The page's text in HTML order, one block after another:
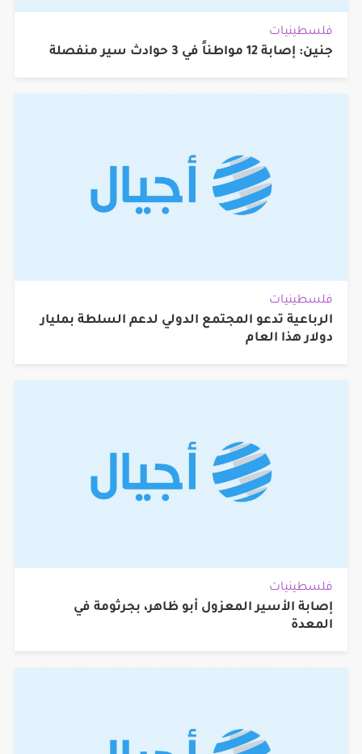
فلسطينيات
جنين: إصابة 12 مواطناً في 3 حوادث سير منفصلة
فلسطينيات
الرباعية تدعو المجتمع الدولي لدعم السلطة بمليار
دولار هذا العام
فلسطينيات
إصابة الأسير المعزول أبو ظاهر، بجرثومة في
المعدة